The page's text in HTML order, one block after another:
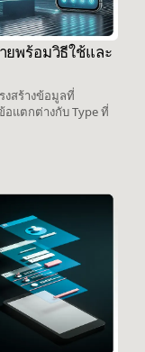
ยพร้อมวิธีใช้และ
งสร้างข้อมูลที่
อแตกต่างกับ Type ที่